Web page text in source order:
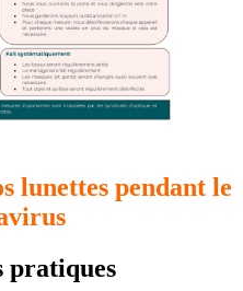
lunettes pendant le
pratiques